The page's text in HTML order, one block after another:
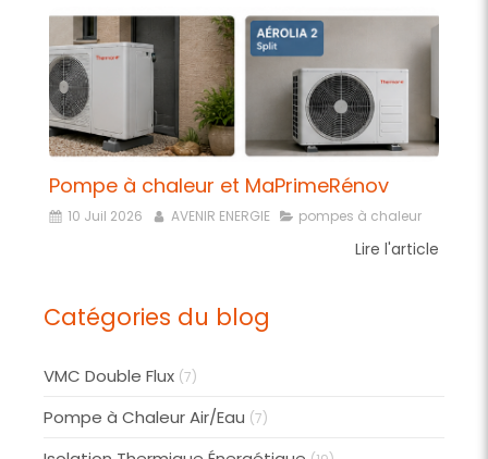
Pompe à chaleur et MaPrimeRénov
10 Juil 2026 AVENIR ENERGIE pompes à chaleur
Lire l'article
Catégories du blog
VMC Double Flux (7)
Pompe à Chaleur Air/Eau (7)